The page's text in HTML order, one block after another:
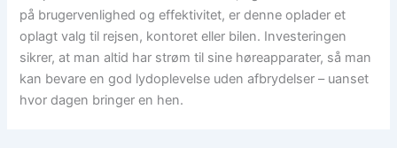
på brugervenlighed og effektivitet, er denne oplader et
oplagt valg til rejsen, kontoret eller bilen. Investeringen
sikrer, at man altid har strøm til sine høreapparater, så man
kan bevare en god lydoplevelse uden afbrydelser – uanset
hvor dagen bringer en hen.